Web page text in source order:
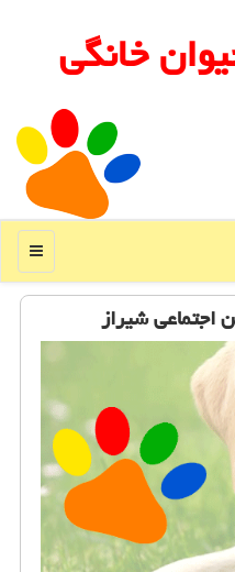
خانگی
منو
اجتماعی شیراز